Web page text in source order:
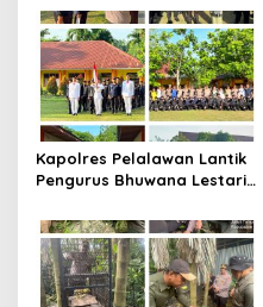
Sungai Reteh oleh Aktivitas
Tambang PT BPP
Kapolres Pelalawan Lantik
Pengurus Bhuwana Lestari
Cetak Generasi Peduli
Lingkungan dan
Berkarakter